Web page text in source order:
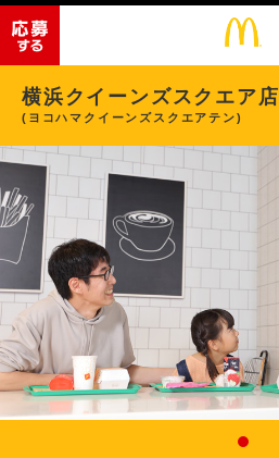
横浜クイーンズスクエア店
(ヨコハマクイーンズスクエアテン)